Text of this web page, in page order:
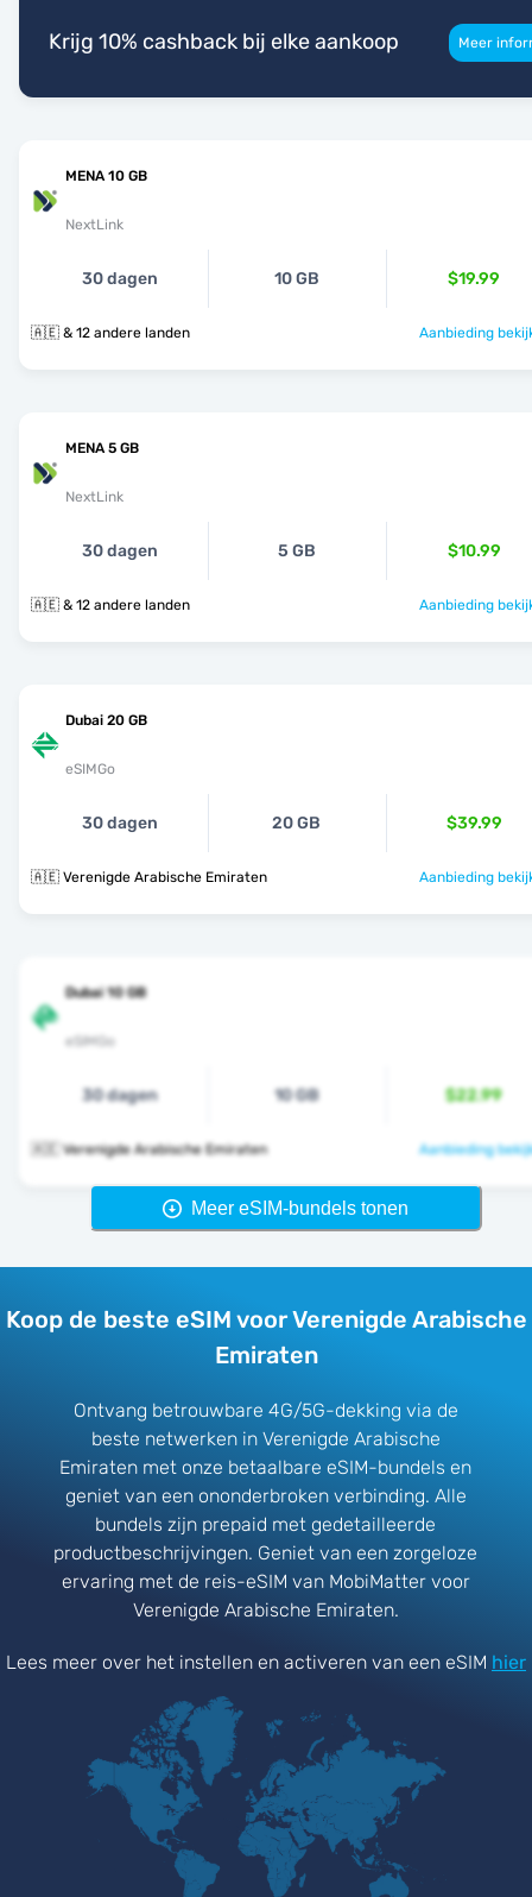
Krijg 10% cashback bij elke aankoop Meer
MENA 10 GB
NextLink
30 dagen 10 GB $19.99
🇦🇪 & 12 andere landen Aanbieding
MENA 5 GB
NextLink
30 dagen 5 GB $10.99
🇦🇪 & 12 andere landen Aanbieding
Dubai 20 GB
eSIMGo
30 dagen 20 GB $39.99
🇦🇪 Verenigde Arabische Emiraten Aanbieding
Dubai 10 GB
eSIMGo
30 dagen 10 GB $22.99
🇦🇪 Verenigde Arabische Emiraten Aanbieding
Meer eSIM-bundels tonen
Koop de beste eSIM voor Verenigde Arabische
Emiraten
Ontvang betrouwbare 4G/5G-dekking via de
beste netwerken in Verenigde Arabische
Emiraten met onze betaalbare eSIM-bundels en
geniet van een ononderbroken verbinding. Alle
bundels zijn prepaid met gedetailleerde
productbeschrijvingen. Geniet van een zorgeloze
ervaring met de reis-eSIM van MobiMatter voor
Verenigde Arabische Emiraten.
Lees meer over het instellen en activeren van een eSIM hier